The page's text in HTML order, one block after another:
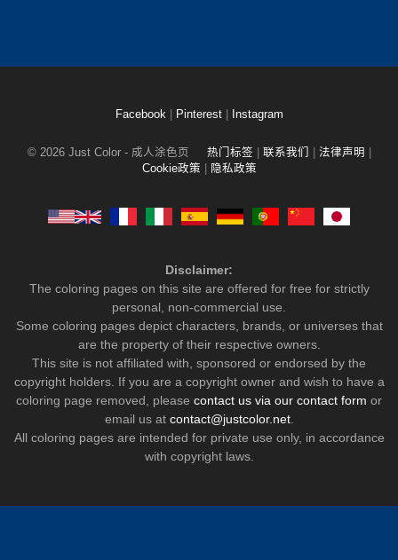
Facebook Pinterest Instagram
© 2026 Just Color - 成人涂色页 热门标签 联系我们 法律声明
Cookie政策
隐私政策
Disclaimer:
The coloring pages on this site are offered for free for strictly
personal, non-commercial use.
Some coloring pages depict characters, brands, or universes that
are the property of their respective owners.
This site is not affiliated with, sponsored or endorsed by the
copyright holders. If you are a copyright owner and wish to have a
coloring page removed, please contact us via our contact form or
email us at contact@justcolor.net.
All coloring pages are intended for private use only, in accordance
with copyright laws.